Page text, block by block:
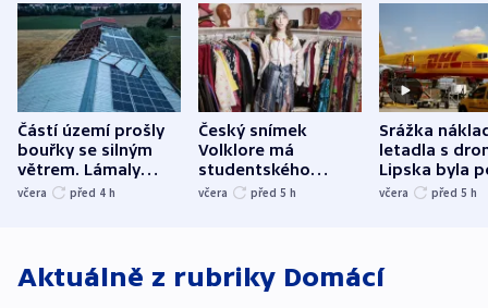
Částí území prošly
bouřky se silným
větrem. Lámaly
stromy a poničily
včera před 4 h
Český snímek
Volklore má
studentského
Oscara, zabojuje o
včera před 5 h
Srážka
letadla s
Lipska byla
německého
včera před 5 h
Aktuálně z rubriky Domácí